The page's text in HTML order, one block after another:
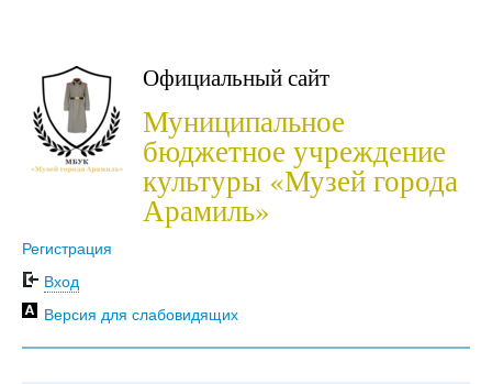
Официальный сайт
Муниципальное
бюджетное учреждение
культуры «Музей города
Арамиль»
Регистрация
Вход
Версия для слабовидящих